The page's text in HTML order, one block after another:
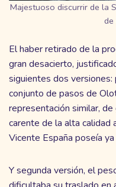
Majestuoso discurrir de la
de
El haber retirado de la
gran desacierto,
siguientes dos
conjunto de pasos de
representación similar,
carente de la alta calidad
Vicente España poseía
Y segunda versión, el